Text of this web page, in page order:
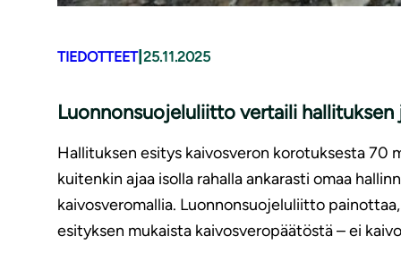
TIEDOTTEET| 25.11.2025
Luonnonsuojeluliitto vertaili
Hallituksen esitys kaivosveron korotuksesta 70
kuitenkin ajaa isolla rahalla ankarasti omaa
kaivosveromallia. Luonnonsuojeluliitto
esityksen mukaista kaivosveropäätöstä – ei